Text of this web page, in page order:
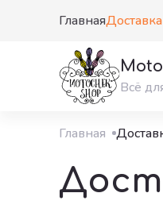
Главная
Всё
Главная